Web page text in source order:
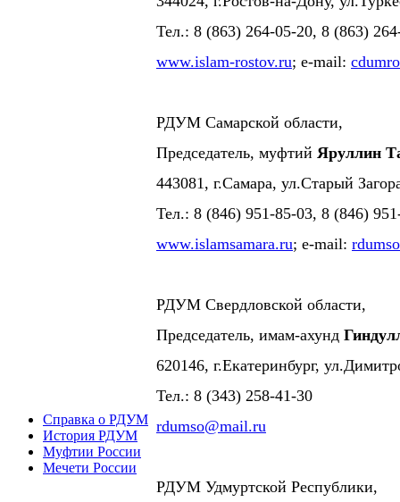
Справка о РДУМ
История РДУМ
Муфтии России
Мечети России
Тел.: 8 (863) 264-05-20, 8 (863)
www.islam-rostov.ru; e-mail:
РДУМ Самарской области,
Председатель, муфтий Яруллин
443081, г.Самара, ул.Старый
Тел.: 8 (846) 951-85-03, 8 (846)
www.islamsamara.ru; e-mail:
РДУМ Свердловской области,
Председатель, имам-ахунд
620146, г.Екатеринбург,
Тел.: 8 (343) 258-41-30
rdumso@mail.ru
РДУМ Удмуртской Республики,